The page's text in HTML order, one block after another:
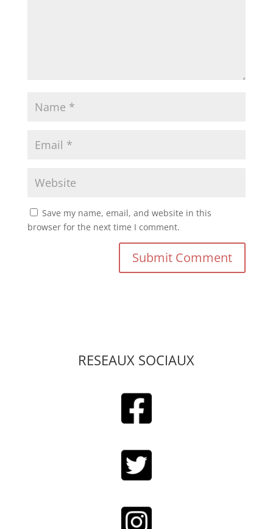
Save my name, email, and website in this
browser for the next time I comment.
RESEAUX SOCIAUX